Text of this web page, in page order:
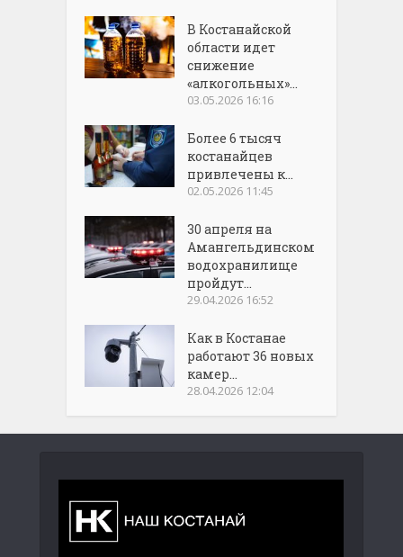
В Костанайской
области идет
снижение
«алкогольных»...
03.05.2026 16:16
Более 6 тысяч
костанайцев
привлечены к...
02.05.2026 11:45
30 апреля на
Амангельдинском
водохранилище
пройдут...
29.04.2026 16:52
Как в Костанае
работают 36 новых
камер...
28.04.2026 12:04